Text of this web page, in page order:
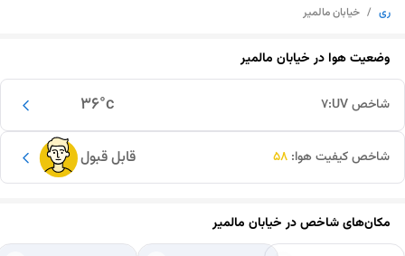
ری / خیابان مالمیر
وضعیت هوا درخیابان مالمیر
36°c شاخص UV: 7
قابل قبول شاخص کیفیت هوا: 58
مکان‌های شاخص درخیابان مالمیر